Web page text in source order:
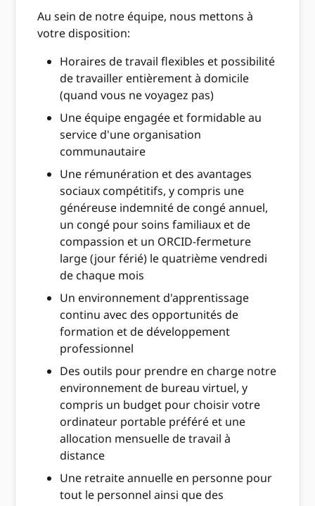
Au sein de notre équipe, nous mettons à
votre disposition:
Horaires de travail flexibles et possibilité
de travailler entièrement à domicile
(quand vous ne voyagez pas)
Une équipe engagée et formidable au
service d'une organisation
communautaire
Une rémunération et des avantages
sociaux compétitifs, y compris une
généreuse indemnité de congé annuel,
un congé pour soins familiaux et de
compassion et un ORCID-fermeture
large (jour férié) le quatrième vendredi
de chaque mois
Un environnement d'apprentissage
continu avec des opportunités de
formation et de développement
professionnel
Des outils pour prendre en charge notre
environnement de bureau virtuel, y
compris un budget pour choisir votre
ordinateur portable préféré et une
allocation mensuelle de travail à
distance
Une retraite annuelle en personne pour
tout le personnel ainsi que des